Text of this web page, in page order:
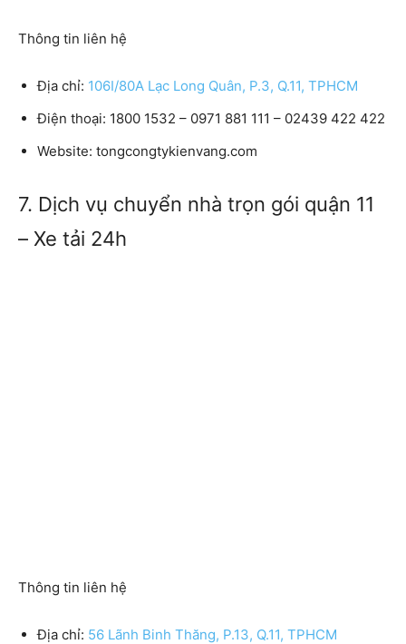
Thông tin liên hệ
Địa chỉ: 106I/80A Lạc Long Quân, P.3, Q.11, TPHCM
Điện thoại: 1800 1532 – 0971 881 111 – 02439 422 422
Website: tongcongtykienvang.com
7. Dịch vụ chuyển nhà trọn gói quận 11
– Xe tải 24h
Thông tin liên hệ
Địa chỉ: 56 Lãnh Binh Thăng, P.13, Q.11, TPHCM